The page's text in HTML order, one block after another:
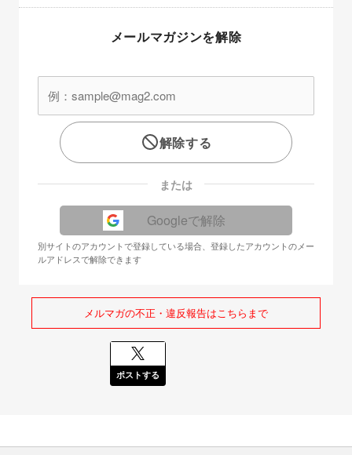
メールマガジンを解除
解除する
または
Googleで解除
別サイトのアカウントで登録している場合、登録したアカウントのメー
ルアドレスで解除できます
メルマガの不正・違反報告はこちらまで
ポストする